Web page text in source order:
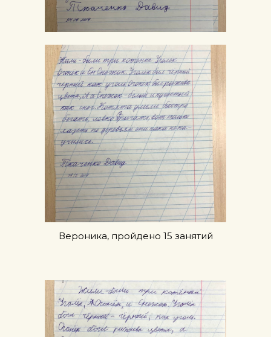
Вероника, пройдено 15 занятий